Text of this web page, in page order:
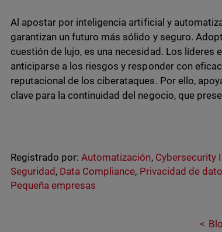
Al apostar por inteligencia artificial y
garantizan un futuro más sólido y seguro.
cuestión de lujo, es una necesidad. Los líderes
anticiparse a los riesgos y responder con
reputacional de los ciberataques. Por ello,
clave para la continuidad del negocio, que
Registrado por: Automatización, Cybersecurity
Seguridad , Data Compliance, Privacidad de
Pequeña empresas